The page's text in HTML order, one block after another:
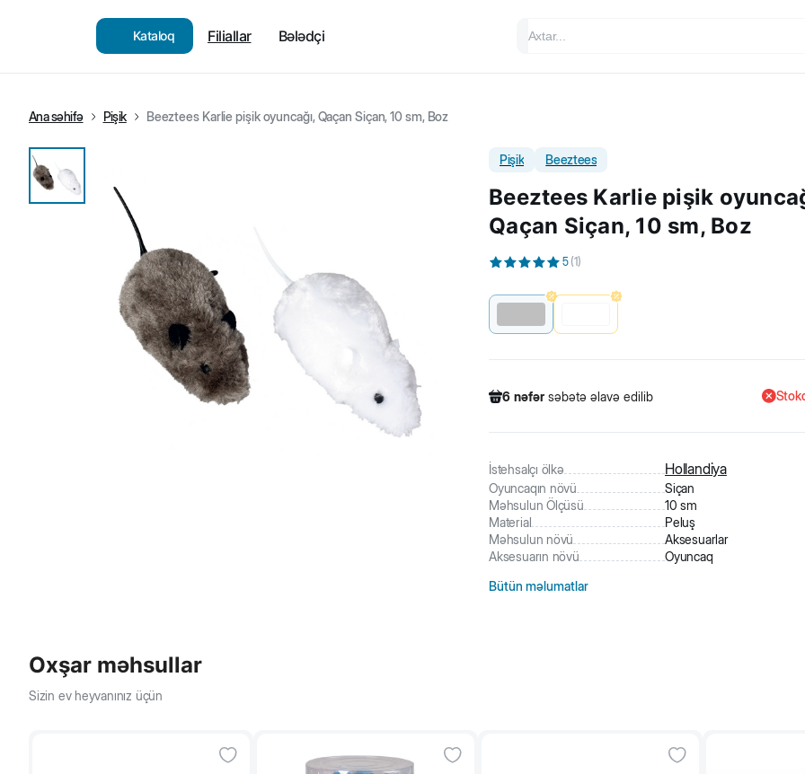
Kataloq Filiallar Bələdçi
Ana səhifə Pişik Beeztees Karlie pişik oyuncağı, Qaçan Siçan, 10 sm, Boz
Pişik Beeztees
Beeztees Karlie pişik
Qaçan Siçan, 10 sm, Boz
5 (1)
6 nəfər səbətə əlavə edilib
6
nəfər səbətə əlavə edilib
İstehsalçı ölkə Hollandiya
Oyuncaqın növü
Siçan
Məhsulun Ölçüsü
10 sm
Material
Peluş
Məhsulun növü
Aksesuarlar
Aksesuarın növü
Oyuncaq
Bütün məlumatlar
Oxşar məhsullar
Sizin ev heyvanınız üçün